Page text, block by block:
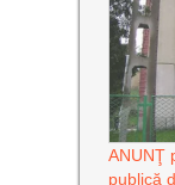
ANUNŢ
publică